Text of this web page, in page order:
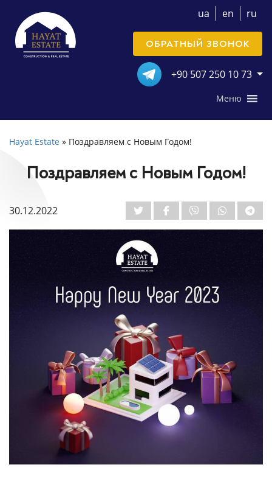
ua en ru
+90 507 250 10 73
ОБРАТНЫЙ ЗВОНОК
Меню
Hayat Estate » Поздравляем с Новым Годом!
Поздравляем с Новым Годом!
30.12.2022